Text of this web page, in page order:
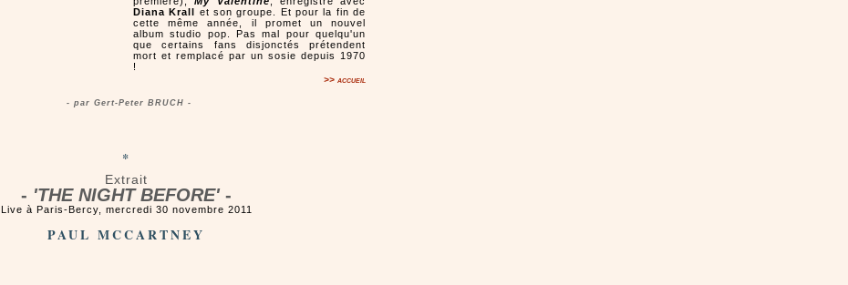
Diana Krall et son groupe. Et pour la fin de
cette même année, il promet un nouvel
album studio pop. Pas mal pour quelqu'un
que certains fans disjonctés prétendent
mort et remplacé par un sosie depuis 1970
!
>> accueil
- par Gert-Peter BRUCH -
*
Extrait
- 'THE NIGHT BEFORE' -
Live à Paris-Bercy, mercredi 30 novembre 2011
PAUL MCCARTNEY